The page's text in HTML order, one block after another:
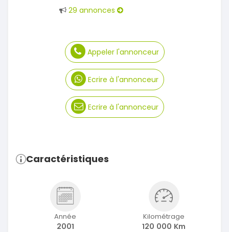
29 annonces
Appeler l'annonceur
Ecrire à l'annonceur
Ecrire à l'annonceur
Caractéristiques
Année
2001
Kilométrage
120 000 Km